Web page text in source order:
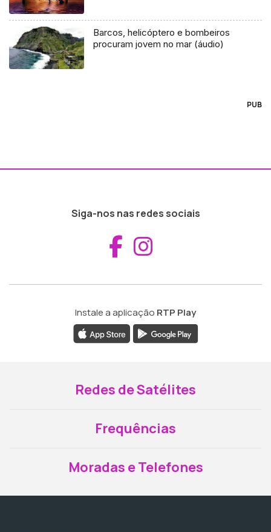
Barcos, helicóptero e bombeiros
procuram jovem no mar (áudio)
PUB
Siga-nos nas redes sociais
Aceder ao
Instale a aplicação RTP Play
Redes de Satélites
Frequências
Moradas e Telefones